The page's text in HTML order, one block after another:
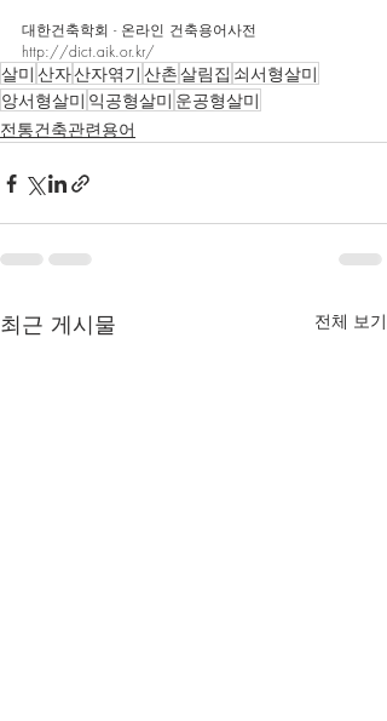
대한건축학회 - 온라인 건축용어사전
http://dict.aik.or.kr/
살미 산자산자엮기 산촌살림집 쇠서형살미
앙서형살미 익공형살미 운공형살미
전통건축관련용어
최근 게시물 전체 보기